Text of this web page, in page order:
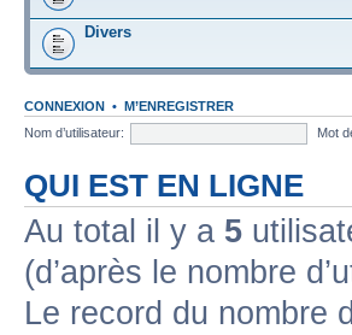
Divers
CONNEXION • M’ENREGISTRER
Nom d’utilisateur:
Mot
QUI EST EN LIGNE
Au total il y a 5
(d’après le nombre
Le record du nombre